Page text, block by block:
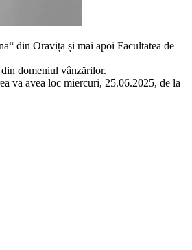
din Oravița și mai apoi Facultatea de
domeniul vânzărilor.
va avea loc miercuri, 25.06.2025, de la